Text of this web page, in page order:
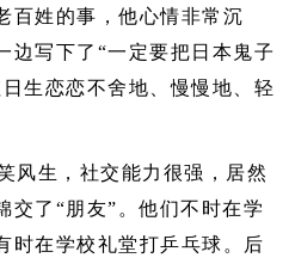
百姓的事，他心情非常沉
边写下了“一定要把日本鬼子
生恋恋不舍地、慢慢地、轻
风生，社交能力很强，居然
交了“朋友”。他们不时在学
时在学校礼堂打乒乓球。后